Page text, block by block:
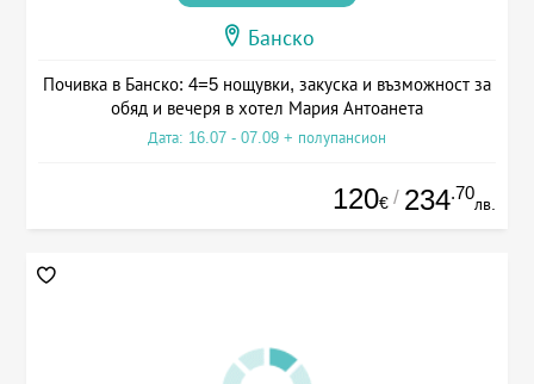
Банско
Почивка в Банско: 4=5 нощувки, закуска и възможност за
обяд и вечеря в хотел Мария Антоанета
Дата: 16.07 - 07.09 + полупансион
120€ / 234.70
лв.